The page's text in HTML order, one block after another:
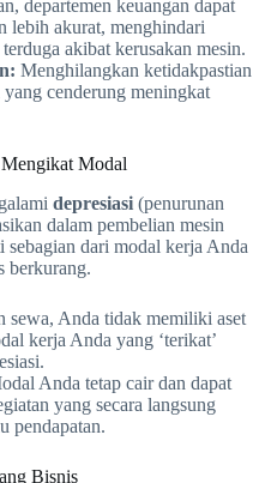
departemen keuangan dapat
lebih akurat, menghindari
akibat kerusakan mesin.
Menghilangkan ketidakpastian
cenderung meningkat
Modal
depresiasi (penurunan
dalam pembelian mesin
dari modal kerja Anda
berkurang.
sewa, Anda tidak memiliki aset
kerja Anda yang ‘terikat’
Anda tetap cair dan dapat
yang secara langsung
pendapatan.
Bisnis